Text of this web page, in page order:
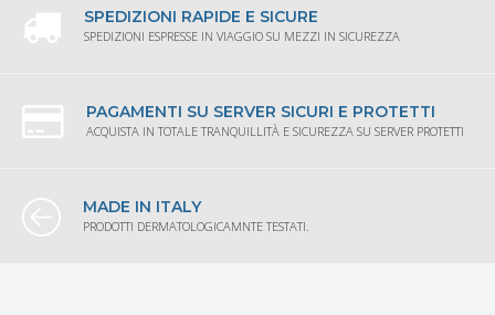
SPEDIZIONI RAPIDE E SICURE
SPEDIZIONI ESPRESSE IN VIAGGIO SU MEZZI IN SICUREZZA
PAGAMENTI SU SERVER SICURI E PROTETTI
ACQUISTA IN TOTALE TRANQUILLITÀ E SICUREZZA SU SERVER PROTETTI
MADE IN ITALY
PRODOTTI DERMATOLOGICAMNTE TESTATI.